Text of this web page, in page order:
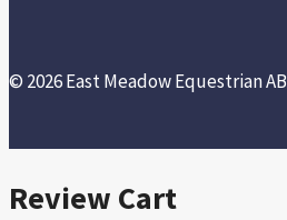
© 2026 East Meadow Equestrian AB
Review Cart